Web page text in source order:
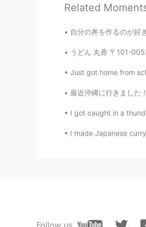
EN JP
@Kei 加子 가코
Kei 加子 가코
JP EN
So lovely❤︎
Jessica
オレオを1枚
Related
自分の丼を作るのが好き！ 今回は唐揚げ
うどん 丸香 〒101-0052
Just got home from
最近沖縄に行きました！着いてから2日間台
I got caught in a
I made Japanese
Follow us